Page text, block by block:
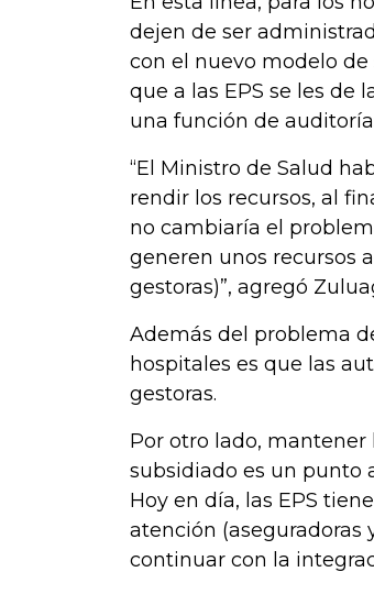
dejen de ser
con el nuevo modelo
que a las EPS se les de
una función de
“El Ministro de Salud
rendir los recursos, al
no cambiaría el
generen unos recursos
gestoras)”, agregó
Además del problema
hospitales es que las
gestoras.
Por otro lado,
subsidiado es un punto
Hoy en día, las EPS
atención (aseguradoras
continuar con la